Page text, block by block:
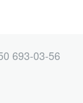
693-03-56